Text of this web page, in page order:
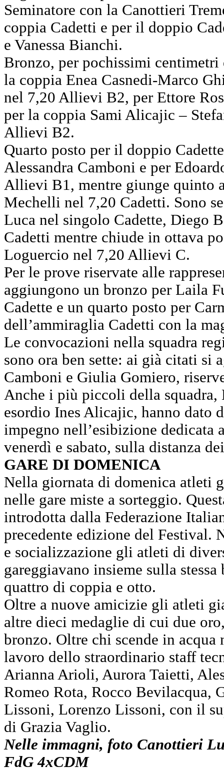
Seminatore con la Canottieri
coppia Cadetti e per il doppio
e Vanessa Bianchi.
Bronzo, per pochissimi centimetri
la coppia Enea Casnedi-Marco
nel 7,20 Allievi B2, per Ettore
per la coppia Sami Alicajic –
Allievi B2.
Quarto posto per il doppio
Alessandra Camboni e per
Allievi B1, mentre giunge quinto
Mechelli nel 7,20 Cadetti. Sono
Luca nel singolo Cadette, Diego
Cadetti mentre chiude in ottava
Loguercio nel 7,20 Allievi C.
Per le prove riservate alle
aggiungono un bronzo per Laila
Cadette e un quarto posto per
dell’ammiraglia Cadetti con la
Le convocazioni nella squadra
sono ora ben sette: ai già citati si
Camboni e Giulia Gomiero,
Anche i più piccoli della squadra,
esordio Ines Alicajic, hanno dato
impegno nell’esibizione
venerdì e sabato, sulla distanza
GARE DI DOMENICA
Nella giornata di domenica atleti
nelle gare miste a sorteggio.
introdotta dalla Federazione
precedente edizione del Festival.
e socializzazione gli atleti di
gareggiavano insieme sulla
quattro di coppia e otto.
Oltre a nuove amicizie gli atleti
altre dieci medaglie di cui due
bronzo. Oltre chi scende in
lavoro dello straordinario staff
Arianna Arioli, Aurora Taietti,
Romeo Rota, Rocco Bevilacqua,
Lissoni, Lorenzo Lissoni, con il
di Grazia Vaglio.
Nelle immagni, foto Canottieri
FdG 4xCDM